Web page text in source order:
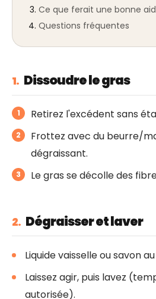
Ce que ferait une bonne
Questions fréquentes
1. Dissoudre le gras
Retirez l'excédent sans
Frottez avec du beurre/
dégraissant.
Le gras se décolle des
2. Dégraisser et laver
Liquide vaisselle ou savon
Laissez agir, puis lavez
autorisée).